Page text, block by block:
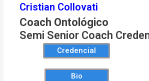
Cristian Collovati
Coach Ontológico
Semi Senior Coach
Credencial
Bio